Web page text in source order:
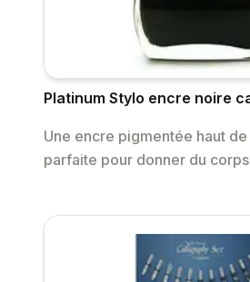
Platinum Stylo encre noire
Une encre pigmentée haut
parfaite pour donner du